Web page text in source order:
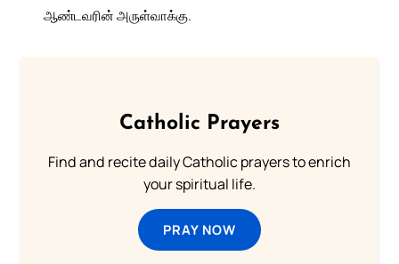
ஆண்டவரின் அருள்வாக்கு.
Catholic Prayers
Find and recite daily Catholic prayers to enrich
your spiritual life.
PRAY NOW